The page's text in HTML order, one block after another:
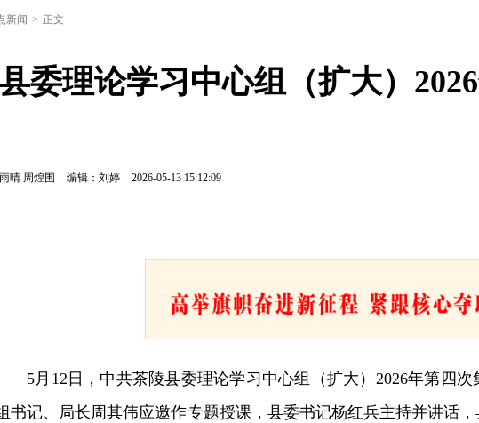
新闻 > 正文
委理论学习中心组（扩大）
晴 周煌围 编辑：刘婷 2026-05-13 15:12:09
5月12日，中共茶陵县委理论学习中心组（扩大）2026年第四
书记、局长周其伟应邀作专题授课，县委书记杨红兵主持并讲话